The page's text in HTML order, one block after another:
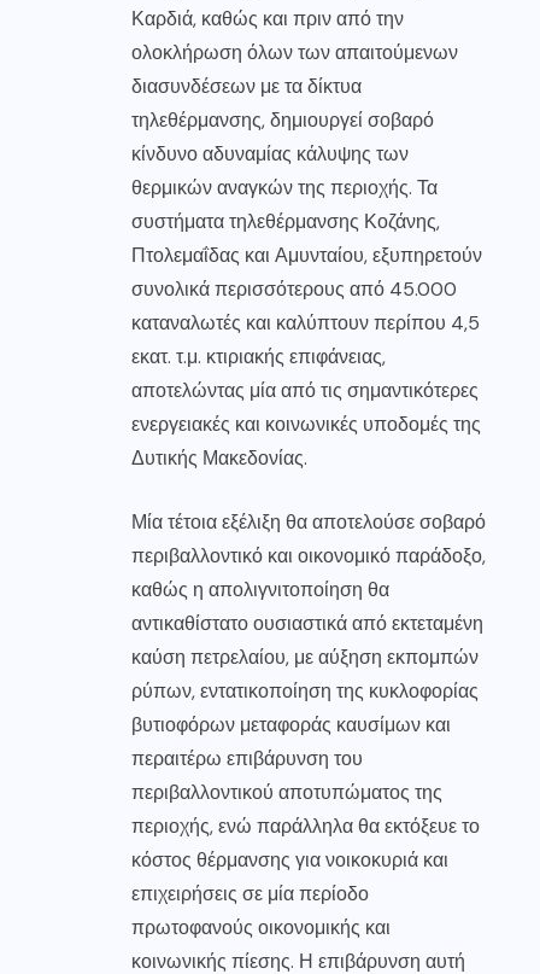
Καρδιά, καθώς και πριν από την
ολοκλήρωση όλων των απαιτούμενων
διασυνδέσεων με τα δίκτυα
τηλεθέρμανσης, δημιουργεί σοβαρό
κίνδυνο αδυναμίας κάλυψης των
θερμικών αναγκών της περιοχής. Τα
συστήματα τηλεθέρμανσης Κοζάνης,
Πτολεμαΐδας και Αμυνταίου, εξυπηρετούν
συνολικά περισσότερους από 45.000
καταναλωτές και καλύπτουν περίπου 4,5
εκατ. τ.μ. κτιριακής επιφάνειας,
αποτελώντας μία από τις σημαντικότερες
ενεργειακές και κοινωνικές υποδομές της
Δυτικής Μακεδονίας.
Μία τέτοια εξέλιξη θα αποτελούσε σοβαρό
περιβαλλοντικό και οικονομικό παράδοξο,
καθώς η απολιγνιτοποίηση θα
αντικαθίστατο ουσιαστικά από εκτεταμένη
καύση πετρελαίου, με αύξηση εκπομπών
ρύπων, εντατικοποίηση της κυκλοφορίας
βυτιοφόρων μεταφοράς καυσίμων και
περαιτέρω επιβάρυνση του
περιβαλλοντικού αποτυπώματος της
περιοχής, ενώ παράλληλα θα εκτόξευε το
κόστος θέρμανσης για νοικοκυριά και
επιχειρήσεις σε μία περίοδο
πρωτοφανούς οικονομικής και
κοινωνικής πίεσης. Η επιβάρυνση αυτή